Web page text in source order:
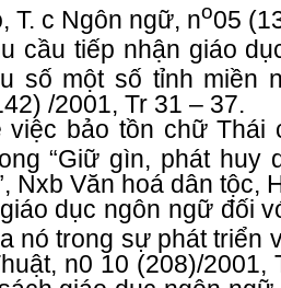
T. c Ngôn ngữ, no05
cầu tiếp nhận giáo
số một số tỉnh miền
/2001, Tr 31 – 37.
việc bảo tồn chữ Thái
“Giữ gìn, phát huy
Nxb Văn hoá dân tộc,
dục ngôn ngữ đối
nó trong sự phát triển
n0 10 (208)/2001,